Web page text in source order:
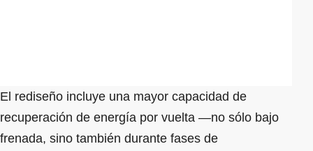
El rediseño incluye una mayor capacidad de
recuperación de energía por vuelta —no sólo bajo
frenada, sino también durante fases de